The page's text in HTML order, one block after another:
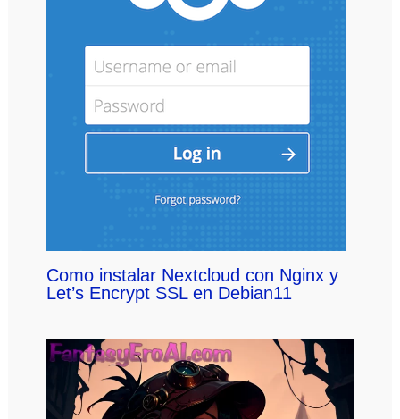
Como instalar Nextcloud con Nginx y
Let’s Encrypt SSL en Debian11